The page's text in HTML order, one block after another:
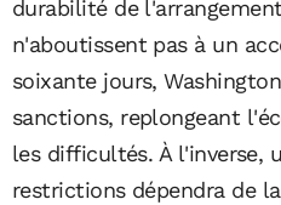
durabilité de
n'aboutissent pas à un
soixante jours,
sanctions, replongeant
les difficultés. À l'inverse,
restrictions dépendra de